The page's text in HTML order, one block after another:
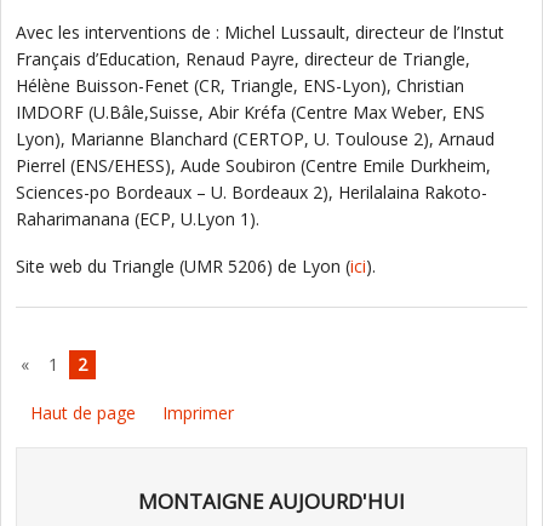
Avec les interventions de : Michel Lussault, directeur de l’Instut
Français d’Education, Renaud Payre, directeur de Triangle,
Hélène Buisson-Fenet (CR, Triangle, ENS-Lyon), Christian
IMDORF (U.Bâle,Suisse, Abir Kréfa (Centre Max Weber, ENS
Lyon), Marianne Blanchard (CERTOP, U. Toulouse 2), Arnaud
Pierrel (ENS/EHESS), Aude Soubiron (Centre Emile Durkheim,
Sciences-po Bordeaux – U. Bordeaux 2), Herilalaina Rakoto-
Raharimanana (ECP, U.Lyon 1).
Site web du Triangle (UMR 5206) de Lyon (ici).
« 1 2
Haut de page Imprimer
MONTAIGNE AUJOURD'HUI